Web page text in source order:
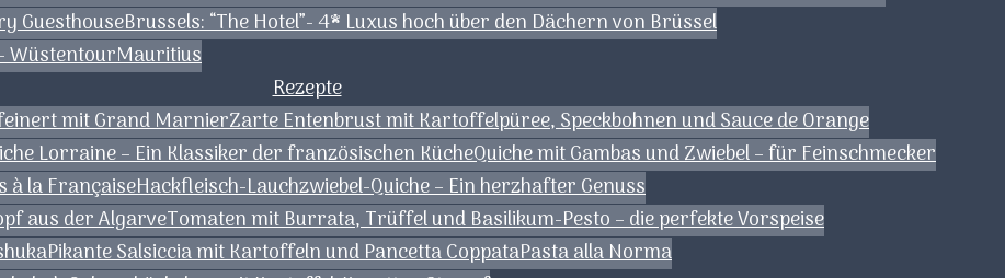
GuesthouseBrussels: “The Hotel”- 4* Luxus hoch über den Dächern von Brüssel
WüstentourMauritius
Rezepte
mit Grand MarnierZarte Entenbrust mit Kartoffelpüree, Speckbohnen und Sauce de Orange
Lorraine – Ein Klassiker der französischen KücheQuiche mit Gambas und Zwiebel – für Feinschmecker
à la FrançaiseHackfleisch-Lauchzwiebel-Quiche – Ein herzhafter Genuss
aus der AlgarveTomaten mit Burrata, Trüffel und Basilikum-Pesto – die perfekte Vorspeise
Pikante Salsiccia mit Kartoffeln und Pancetta CoppataPasta alla Norma